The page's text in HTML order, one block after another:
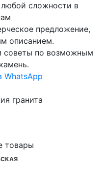
сложности в
предложение,
описанием.
советы по возможным
WhatsApp
гранита
товары